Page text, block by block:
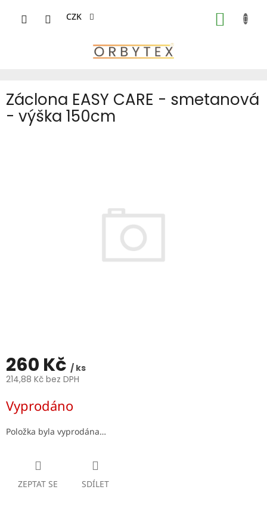
CZK
Záclona EASY CARE - smetanová
- výška 150cm
260 Kč / ks
214,88 Kč bez DPH
cena:
Vyprodáno
Položka byla vyprodána…
ZEPTAT SE SDÍLET